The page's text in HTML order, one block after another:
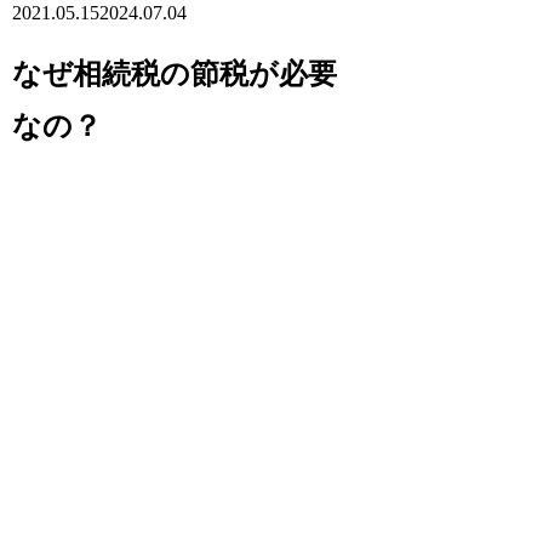
2021.05.152024.07.04
なぜ相続税の節税が必要
なの？